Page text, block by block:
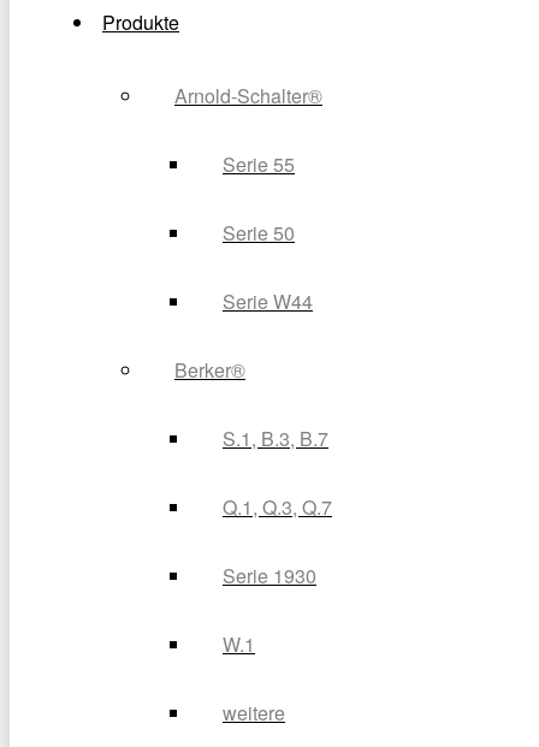
Produkte
Arnold-Schalter®
Serie 55
Serie 50
Serie W44
Berker®
S.1, B.3, B.7
Q.1, Q.3, Q.7
Serie 1930
W.1
weitere